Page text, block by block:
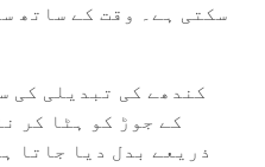
سکتی ہے۔ وقت کے ساتھ
کندھے کی تبدیلی کی
کے جوڑ کو ہٹا کر
ذریعے بدل دیا جاتا